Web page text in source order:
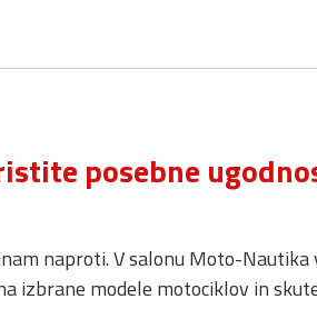
posebne
naproti. V salonu Moto-
izbrane modele motociklov in